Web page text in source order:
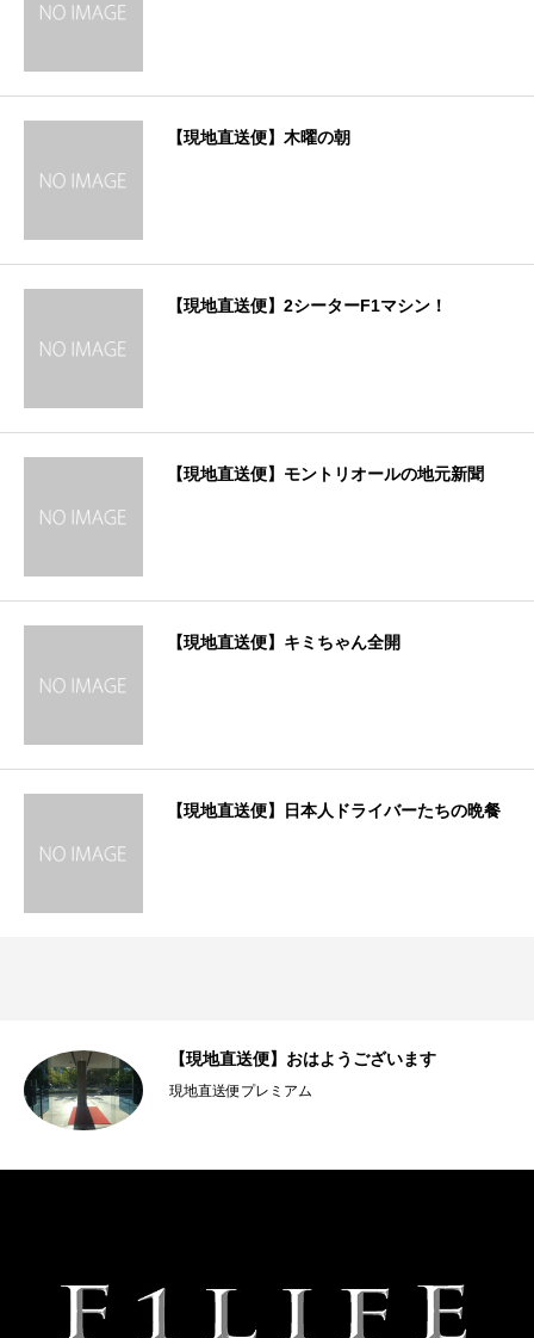
【現地直送便】木曜の朝
【現地直送便】2シーターF1マシン！
【現地直送便】モントリオールの地元新聞
【現地直送便】キミちゃん全開
【現地直送便】日本人ドライバーたちの晩餐
【現地直送便】おはようございます
現地直送便プレミアム